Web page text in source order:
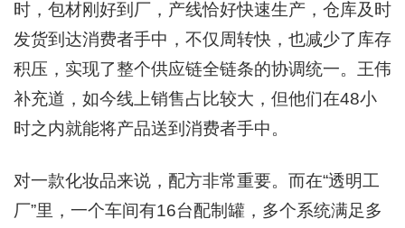
时，包材刚好到厂，产线恰好快速生产，仓库及时
发货到达消费者手中，不仅周转快，也减少了库存
积压，实现了整个供应链全链条的协调统一。王伟
补充道，如今线上销售占比较大，但他们在48小
时之内就能将产品送到消费者手中。
对一款化妆品来说，配方非常重要。而在“透明工
厂”里，一个车间有16台配制罐，多个系统满足多